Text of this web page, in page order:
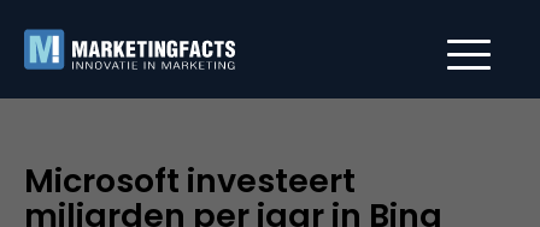
Microsoft investeert
miljarden per jaar in Bing